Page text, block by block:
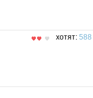
хотят: 588